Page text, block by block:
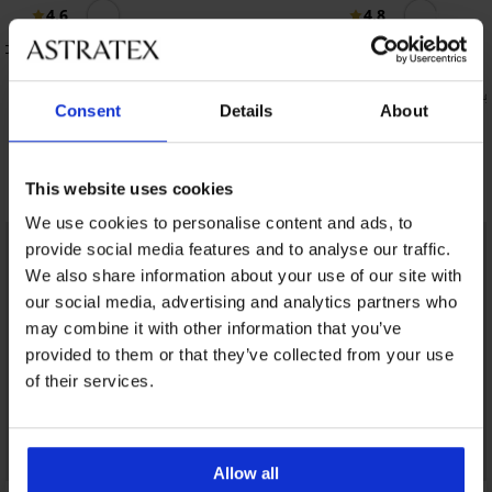
Consent Details About
This website uses cookies
We use cookies to personalise content and ads, to
provide social media features and to analyse our traffic.
We also share information about your use of our site with
our social media, advertising and analytics partners who
may combine it with other information that you’ve
provided to them or that they’ve collected from your use
of their services.
Allow all
4,6
4,8
Reggiseno DIVA by IVA Lace senza
imbottitura
48,99 €
39,19 €
WELCOME20
Costume a
Scopri pezzi simili